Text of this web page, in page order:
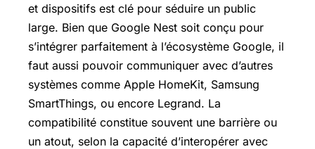
et dispositifs est clé pour séduire un public
large. Bien que Google Nest soit conçu pour
s’intégrer parfaitement à l’écosystème Google, il
faut aussi pouvoir communiquer avec d’autres
systèmes comme Apple HomeKit, Samsung
SmartThings, ou encore Legrand. La
compatibilité constitue souvent une barrière ou
un atout, selon la capacité d’interopérer avec